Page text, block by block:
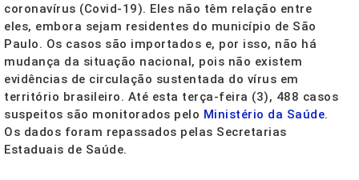
coronavírus (Covid-19). Eles não têm relação entre
eles, embora sejam residentes do município de São
Paulo. Os casos são importados e, por isso, não há
mudança da situação nacional, pois não existem
evidências de circulação sustentada do vírus em
território brasileiro. Até esta terça-feira (3), 488 casos
suspeitos são monitorados pelo Ministério da Saúde.
Os dados foram repassados pelas Secretarias
Estaduais de Saúde.